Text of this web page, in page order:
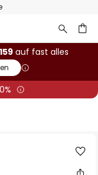
auf fast alles